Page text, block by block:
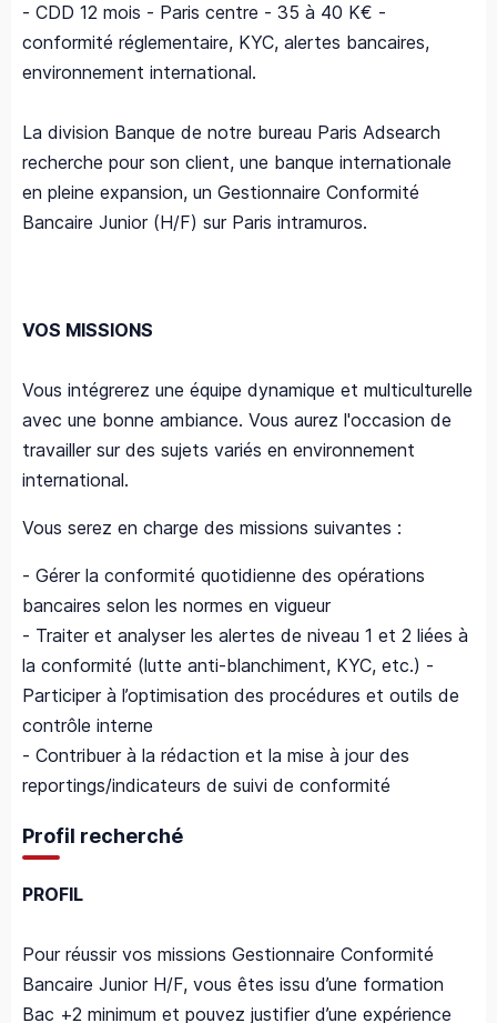
- CDD 12 mois - Paris centre - 35 à 40 K€ -
conformité réglementaire, KYC, alertes bancaires,
environnement international.
La division Banque de notre bureau Paris Adsearch
recherche pour son client, une banque internationale
en pleine expansion, un Gestionnaire Conformité
Bancaire Junior (H/F) sur Paris intramuros.
VOS MISSIONS
Vous intégrerez une équipe dynamique et multiculturelle
avec une bonne ambiance. Vous aurez l'occasion de
travailler sur des sujets variés en environnement
international.
Vous serez en charge des missions suivantes :
- Gérer la conformité quotidienne des opérations
bancaires selon les normes en vigueur
- Traiter et analyser les alertes de niveau 1 et 2 liées à
la conformité (lutte anti-blanchiment, KYC, etc.) -
Participer à l’optimisation des procédures et outils de
contrôle interne
- Contribuer à la rédaction et la mise à jour des
reportings/indicateurs de suivi de conformité
Profil recherché
PROFIL
Pour réussir vos missions Gestionnaire Conformité
Bancaire Junior H/F, vous êtes issu d’une formation
Bac +2 minimum et pouvez justifier d’une expérience